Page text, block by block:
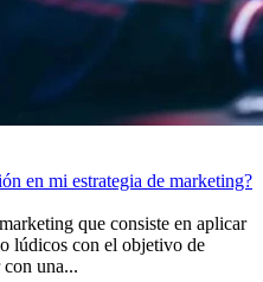
en mi estrategia de marketing?
que consiste en aplicar
lúdicos con el objetivo de
una...